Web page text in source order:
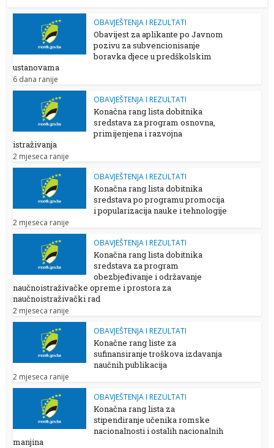
OBAVJEŠTENJA I REZULTATI
Obavijest za aplikante po Javnom
pozivu za subvencionisanje
boravka djece u predškolskim
ustanovama
6 dana ranije
OBAVJEŠTENJA I REZULTATI
Konačna rang lista dobitnika
sredstava za program osnovna,
primijenjena i razvojna
istraživanja
2 mjeseca ranije
OBAVJEŠTENJA I REZULTATI
Konačna rang lista dobitnika
sredstava po programu promocija
i popularizacija nauke i tehnologije
2 mjeseca ranije
OBAVJEŠTENJA I REZULTATI
Konačna rang lista dobitnika
sredstava za program
obezbjeđivanje i održavanje
naučnoistraživačke opreme i prostora za
naučnoistraživački rad
2 mjeseca ranije
OBAVJEŠTENJA I REZULTATI
Konačne rang liste za
sufinansiranje troškova izdavanja
naučnih publikacija
2 mjeseca ranije
OBAVJEŠTENJA I REZULTATI
Konačna rang lista za
stipendiranje učenika romske
nacionalnosti i ostalih nacionalnih
manjina